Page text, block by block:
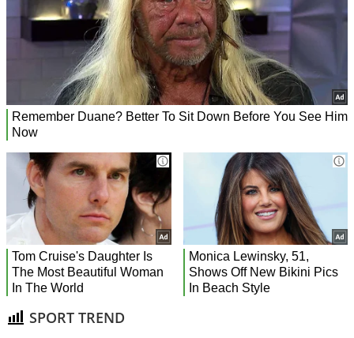
SPORT TREND